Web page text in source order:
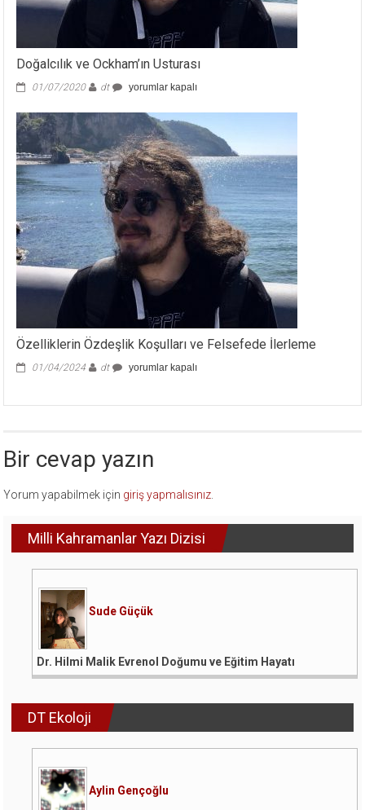
Doğalcılık ve Ockham’ın Usturası
01/07/2020 dt
Doğalcılık
Ockham’ın
Usturası
için
yorumlar kapalı
Özelliklerin Özdeşlik Koşulları ve Felsefede İlerleme
01/04/2024 dt
Özelliklerin
için
yorumlar kapalı
Bir cevap yazın
Yorum yapabilmek için giriş yapmalısınız
Milli Kahramanlar Yazı Dizisi
Sude Güçük
Dr. Hilmi Malik Evrenol Doğumu ve Eğitim Hayatı
DT Ekoloji
Aylin Gençoğlu